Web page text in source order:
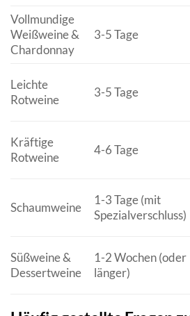
Vollmundige
Weißweine &
Chardonnay
3-5 Tage
Leichte
Rotweine
3-5 Tage
Kräftige
Rotweine
4-6 Tage
Schaumweine
1-3 Tage (mit
Spezialverschluss)
Süßweine &
Dessertweine
1-2 Wochen (oder
länger)